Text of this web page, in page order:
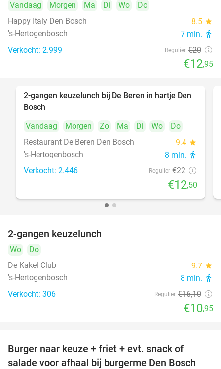
Vandaag Morgen Ma Di Wo
Do
Happy Italy Den Bosch
8.5 star
's-Hertogenbosch 7 min. directions_walk
Verkocht: 2.999 Regulier €20
€12,95
43%
2-gangen keuzelunch bij De Beren in hartje Den
Bosch
Vandaag
Morgen Zo Ma Di Wo
Do
Restaurant De Beren Den Bosch
9.4 star
's-Hertogenbosch 8 min. directions_walk
Verkocht: 2.446 Regulier €22
€12,50
2-gangen keuzelunch
Wo
Do
De Kakel Club
9.7 star
's-Hertogenbosch 8 min. directions_walk
Verkocht: 306 Regulier €16,10
€10,95
Burger naar keuze + friet + evt. snack of
salade voor afhaal bij burgerme Den Bosch